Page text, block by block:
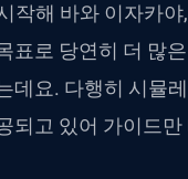
작해 바와 이자카
표로 당연히 더 많
데요. 다행히 시뮬
되고 있어 가이드